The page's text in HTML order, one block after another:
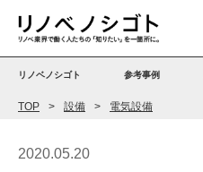
リノベノシゴト 参考事例
TOP 設備 電気設備
2020.05.20